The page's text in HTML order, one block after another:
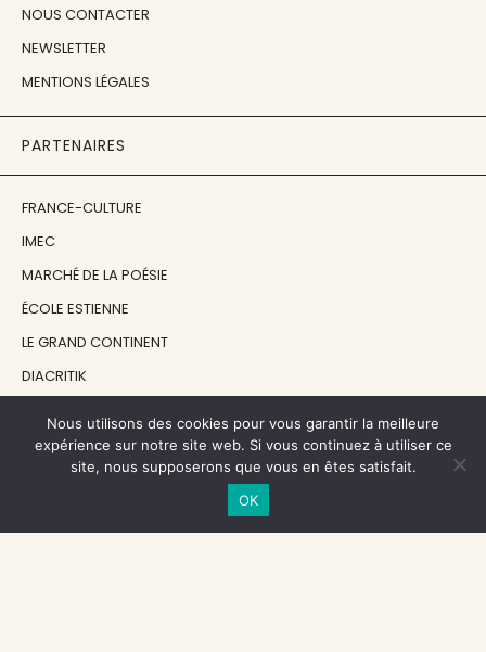
NOUS CONTACTER
NEWSLETTER
MENTIONS LÉGALES
PARTENAIRES
FRANCE-CULTURE
IMEC
MARCHÉ DE LA POÉSIE
ÉCOLE ESTIENNE
LE GRAND CONTINENT
DIACRITIK
NOS SOUTIENS
CENTRE NATIONAL DU LIVRE
Nous utilisons des cookies pour vous garantir la meilleure
expérience sur notre site web. Si vous continuez à utiliser ce
site, nous supposerons que vous en êtes satisfait.
OK